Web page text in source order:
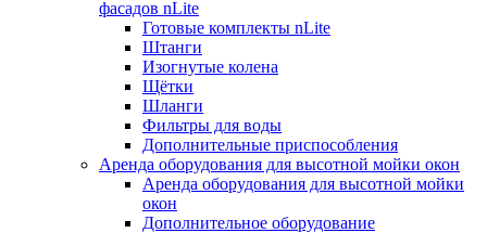
фасадов nLite
Готовые комплекты nLite
Штанги
Изогнутые колена
Щётки
Шланги
Фильтры для воды
Дополнительные приспособления
Аренда оборудования для высотной мойки окон
Аренда оборудования для высотной мойки
окон
Дополнительное оборудование